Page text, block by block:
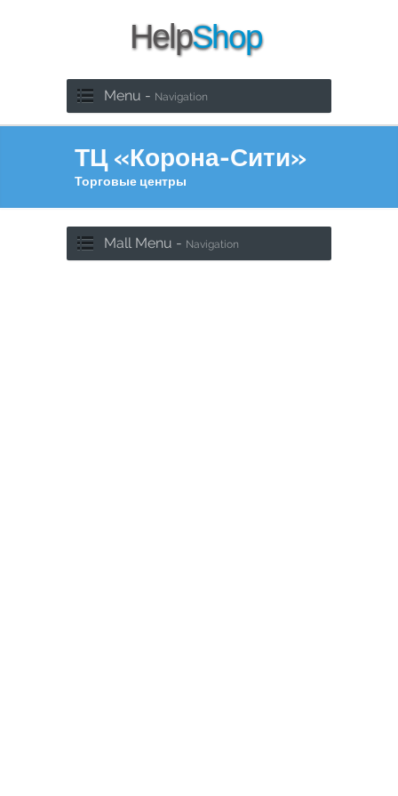
Menu - Navigation
ТЦ «Корона-Сити»
Торговые центры
Mall Menu - Navigation